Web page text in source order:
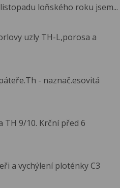
loňského roku jsem...
uzly TH-L,porosa a
- naznač.esovitá
TH 9/10. Krční před 6
a vychýlení ploténky C3